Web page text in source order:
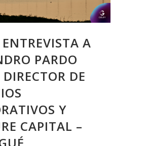
ENTREVISTA A
PARDO
DIRECTOR DE
Y
CAPITAL –